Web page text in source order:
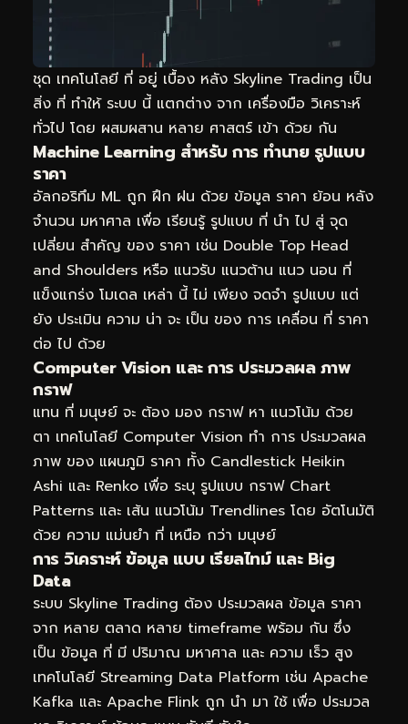
ชุด เทคโนโลยี ที่ อยู่ เบื้อง หลัง Skyline Trading เป็น
สิ่ง ที่ ทำให้ ระบบ นี้ แตกต่าง จาก เครื่องมือ วิเคราะห์
ทั่วไป โดย ผสมผสาน หลาย ศาสตร์ เข้า ด้วย กัน
Machine Learning สำหรับ การ ทำนาย รูปแบบ
ราคา
อัลกอริทึม ML ถูก ฝึก ฝน ด้วย ข้อมูล ราคา ย้อน หลัง
จำนวน มหาศาล เพื่อ เรียนรู้ รูปแบบ ที่ นำ ไป สู่ จุด
เปลี่ยน สำคัญ ของ ราคา เช่น Double Top Head
and Shoulders หรือ แนวรับ แนวต้าน แนว นอน ที่
แข็งแกร่ง โมเดล เหล่า นี้ ไม่ เพียง จดจำ รูปแบบ แต่
ยัง ประเมิน ความ น่า จะ เป็น ของ การ เคลื่อน ที่ ราคา
ต่อ ไป ด้วย
Computer Vision และ การ ประมวลผล ภาพ
กราฟ
แทน ที่ มนุษย์ จะ ต้อง มอง กราฟ หา แนวโน้ม ด้วย
ตา เทคโนโลยี Computer Vision ทำ การ ประมวลผล
ภาพ ของ แผนภูมิ ราคา ทั้ง Candlestick Heikin
Ashi และ Renko เพื่อ ระบุ รูปแบบ กราฟ Chart
Patterns และ เส้น แนวโน้ม Trendlines โดย อัตโนมัติ
ด้วย ความ แม่นยำ ที่ เหนือ กว่า มนุษย์
การ วิเคราะห์ ข้อมูล แบบ เรียลไทม์ และ Big
Data
ระบบ Skyline Trading ต้อง ประมวลผล ข้อมูล ราคา
จาก หลาย ตลาด หลาย timeframe พร้อม กัน ซึ่ง
เป็น ข้อมูล ที่ มี ปริมาณ มหาศาล และ ความ เร็ว สูง
เทคโนโลยี Streaming Data Platform เช่น Apache
Kafka และ Apache Flink ถูก นำ มา ใช้ เพื่อ ประมวล